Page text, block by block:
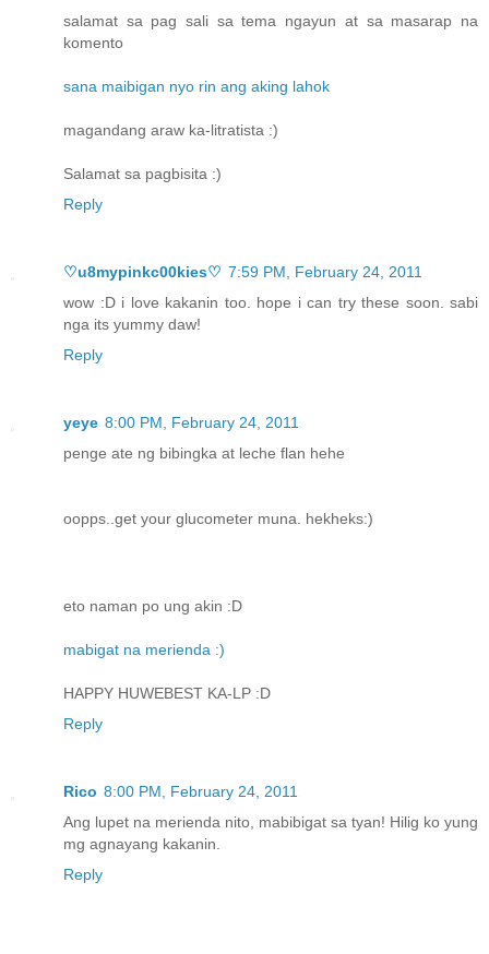
salamat sa pag sali sa tema ngayun at sa masarap na
komento
sana maibigan nyo rin ang aking lahok
magandang araw ka-litratista :)
Salamat sa pagbisita :)
Reply
♡u8mypinkc00kies♡ 7:59 PM, February 24, 2011
wow :D i love kakanin too. hope i can try these soon. sabi
nga its yummy daw!
Reply
yeye 8:00 PM, February 24, 2011
penge ate ng bibingka at leche flan hehe
oopps..get your glucometer muna. hekheks:)
eto naman po ung akin :D
mabigat na merienda :)
HAPPY HUWEBEST KA-LP :D
Reply
Rico 8:00 PM, February 24, 2011
Ang lupet na merienda nito, mabibigat sa tyan! Hilig ko yung
mg agnayang kakanin.
Reply